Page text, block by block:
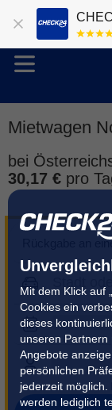
Mit dem Klick auf
Cookies ein
dieses
unseren
Angebote
persönlichen
jederzeit möglich.
werden lediglich
Mietwagen
bei
30,17 € pro
Rückgabe an